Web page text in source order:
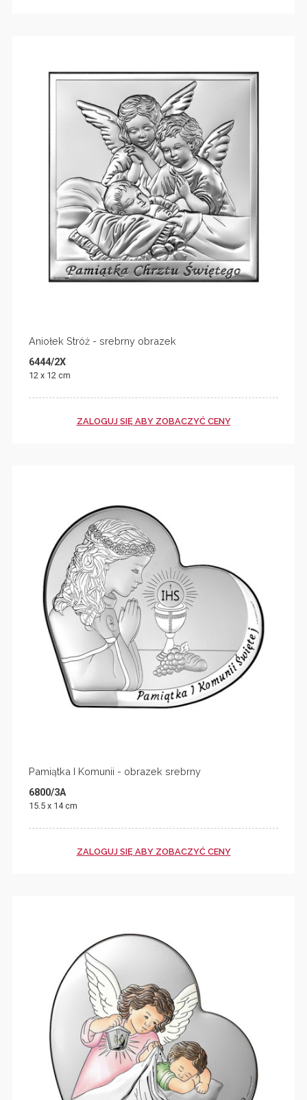
Aniołek Stróż - srebrny obrazek
6444/2X
12 x 12 cm
ZALOGUJ SIĘ ABY ZOBACZYĆ CENY
Pamiątka I Komunii - obrazek srebrny
6800/3A
15.5 x 14 cm
ZALOGUJ SIĘ ABY ZOBACZYĆ CENY